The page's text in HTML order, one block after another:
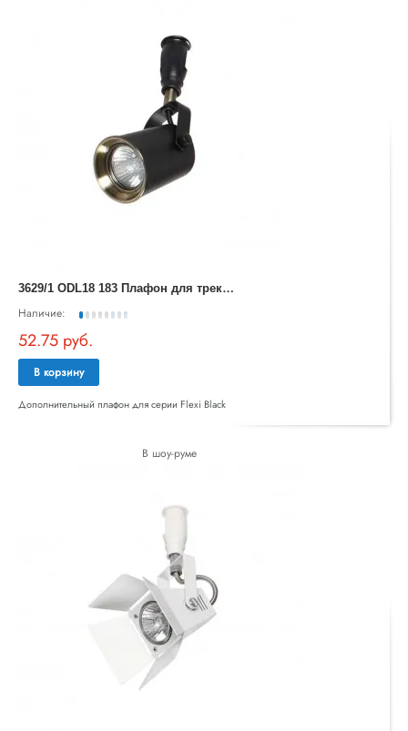
3
629/1 ODL18 183 Плафон для трека IP20 E14 60W 220V FLEXIBLACK
Наличие:
52.75 руб.
В корзину
Дополнительный плафон для серии Flexi Black
В шоу-руме